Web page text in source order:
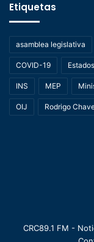
Etiquetas
asamblea legislativa
COVID-19
INS MEP
OIJ Rodrigo
CRC89.1 FM -